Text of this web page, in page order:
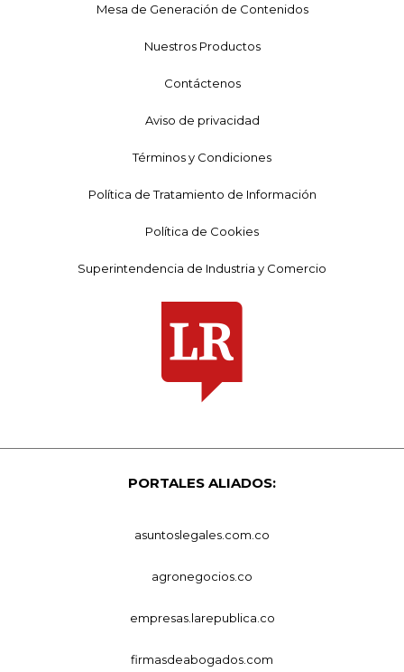
Mesa de Generación de Contenidos
Nuestros Productos
Contáctenos
Aviso de privacidad
Términos y Condiciones
Política de Tratamiento de Información
Política de Cookies
Superintendencia de Industria y Comercio
PORTALES ALIADOS:
asuntoslegales.com.co
agronegocios.co
empresas.larepublica.co
firmasdeabogados.com